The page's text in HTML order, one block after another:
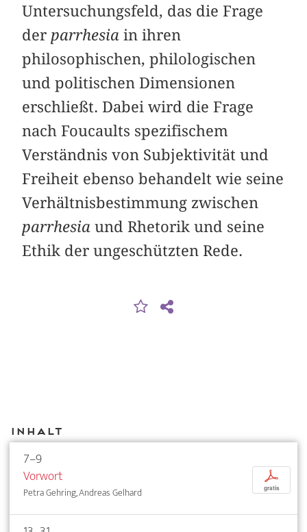
Untersuchungsfeld, das die Frage
der parrhesia in ihren
philosophischen, philologischen
und politischen Dimensionen
erschließt. Dabei wird die Frage
nach Foucaults spezifischem
Verständnis von Subjektivität und
Freiheit ebenso behandelt wie seine
Verhältnisbestimmung zwischen
parrhesia und Rhetorik und seine
Ethik der ungeschützten Rede.
Inhalt
7–9
Vorwort
Petra Gehring, Andreas Gelhard
p
gratis